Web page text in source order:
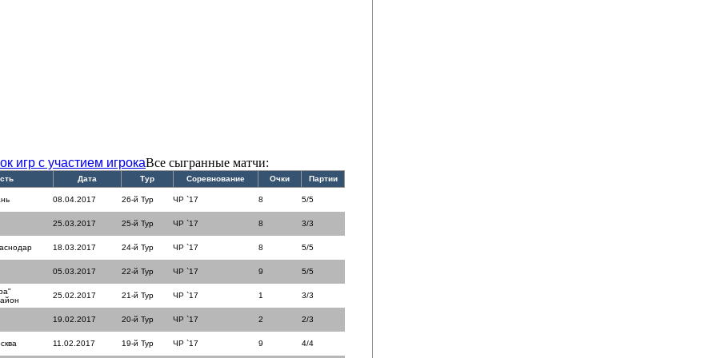
игр с участием игрокаВсе сыгранные матчи:
Дата Тур Соревнование Очки Партии
08.04.2017 26-й Тур ЧР `17 8 5/5
25.03.2017 25-й Тур ЧР `17 8 3/3
18.03.2017 24-й Тур ЧР `17 8 5/5
05.03.2017 22-й Тур ЧР `17 9 5/5
25.02.2017 21-й Тур ЧР `17 1 3/3
19.02.2017 20-й Тур ЧР `17 2 2/3
11.02.2017 19-й Тур ЧР `17 9 4/4